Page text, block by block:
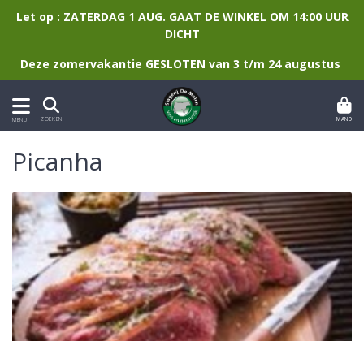
Let op : ZATERDAG 1 AUG. GAAT DE WINKEL OM 14:00 UUR
DICHT
Deze zomervakantie GESLOTEN van 3 t/m 24 augustus
MENU ZOEKEN MAND
Picanha